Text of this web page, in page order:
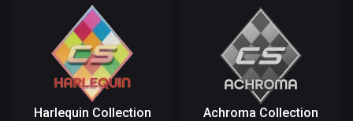
Harlequin Collection
Achroma Collection